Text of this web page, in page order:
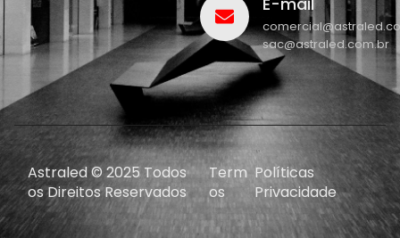
sac@astraled.com.br
Astraled © 2025 Todos
os Direitos Reservados
Term
os
Políticas
Privacidade